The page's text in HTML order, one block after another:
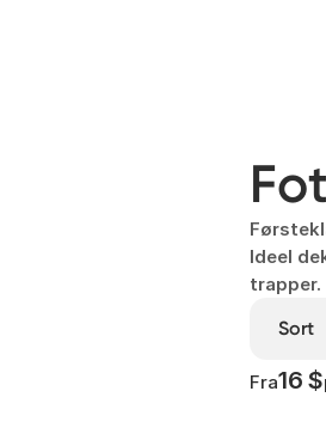
Ideel
trapper.
Sort
Fra16 $